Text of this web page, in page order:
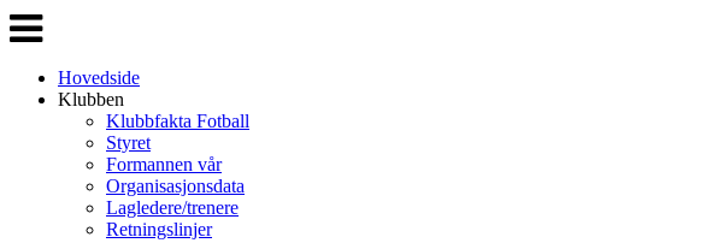
Veksle
navigasjon
Hovedside
Klubben
Klubbfakta Fotball
Styret
Formannen vår
Organisasjonsdata
Lagledere/trenere
Retningslinjer